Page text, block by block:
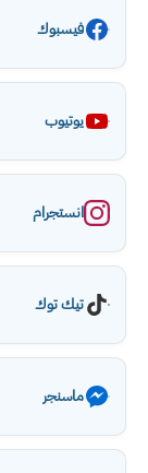
فيسبوك
يوتيوب
انستجرام
تيك توك
ماسنجر